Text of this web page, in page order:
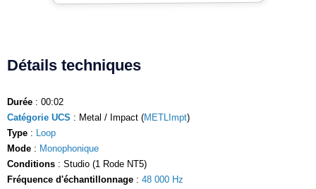
Détails techniques
Durée : 00:02
Catégorie UCS : Metal / Impact (METLImpt)
Type :
Loop
Mode : Monophonique
Conditions : Studio (1 Rode NT5)
Fréquence d'échantillonnage : 48 000 Hz